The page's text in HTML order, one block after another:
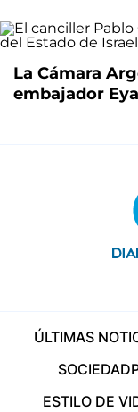
La Cámara
embajador
ÚLTIMAS
SOCIEDAD
ESTILO DE